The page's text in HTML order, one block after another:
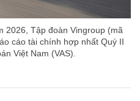
2026, Tập đoàn Vingroup (mã
cáo tài chính hợp nhất Quý II
Việt Nam (VAS).